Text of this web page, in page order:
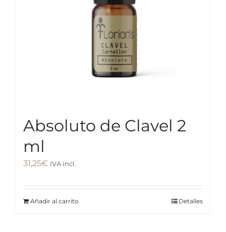
Absoluto de Clavel 2
ml
31,25€ IVA incl.
Añadir al carrito Detalles